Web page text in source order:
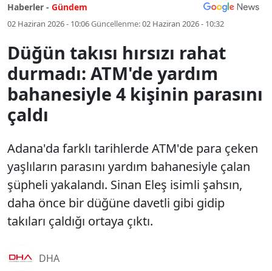
Haberler - Gündem
02 Haziran 2026 - 10:06Güncellenme:02 Haziran 2026 - 10:32
Düğün takısı hırsızı rahat
durmadı: ATM'de yardım
bahanesiyle 4 kişinin parasını
çaldı
Adana'da farklı tarihlerde ATM'de para çeken
yaşlıların parasını yardım bahanesiyle çalan
şüpheli yakalandı. Sinan Eleş isimli şahsın,
daha önce bir düğüne davetli gibi gidip
takıları çaldığı ortaya çıktı.
DHA